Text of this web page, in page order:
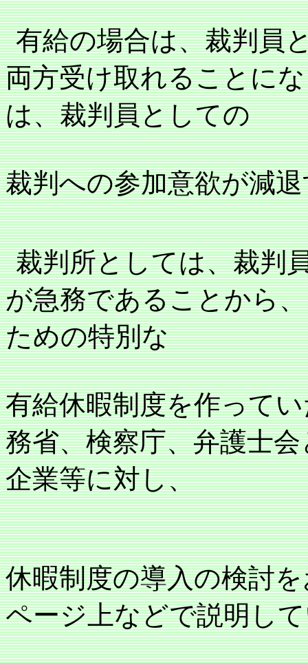
有給の場合は、裁判員
両方受け取れることに
は、裁判員としての
裁判への参加意欲が減
裁判所としては、裁判
が急務であることから
ための特別な
有給休暇制度を作って
務省、検察庁、弁護士
企業等に対し、
休暇制度の導入の検討
ページ上などで説明し